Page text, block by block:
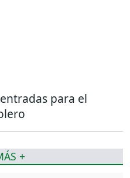
para el
+